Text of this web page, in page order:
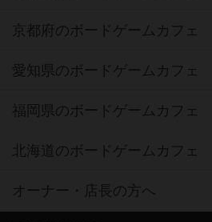
京都府のボードゲームカフェ
愛知県のボードゲームカフェ
福岡県のボードゲームカフェ
北海道のボードゲームカフェ
オーナー・店長の方へ